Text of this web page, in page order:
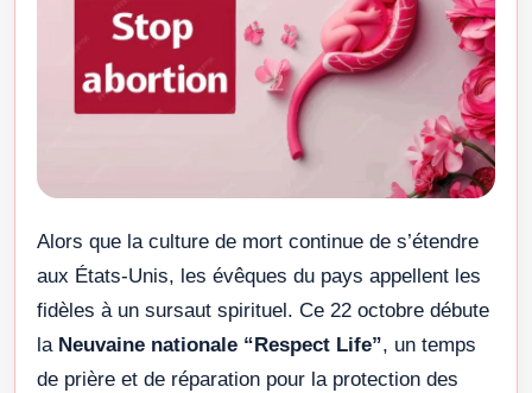
Alors que la culture de mort continue de s’étendre
aux États-Unis, les évêques du pays appellent les
fidèles à un sursaut spirituel. Ce 22 octobre débute
la Neuvaine nationale “Respect Life”, un temps
de prière et de réparation pour la protection des